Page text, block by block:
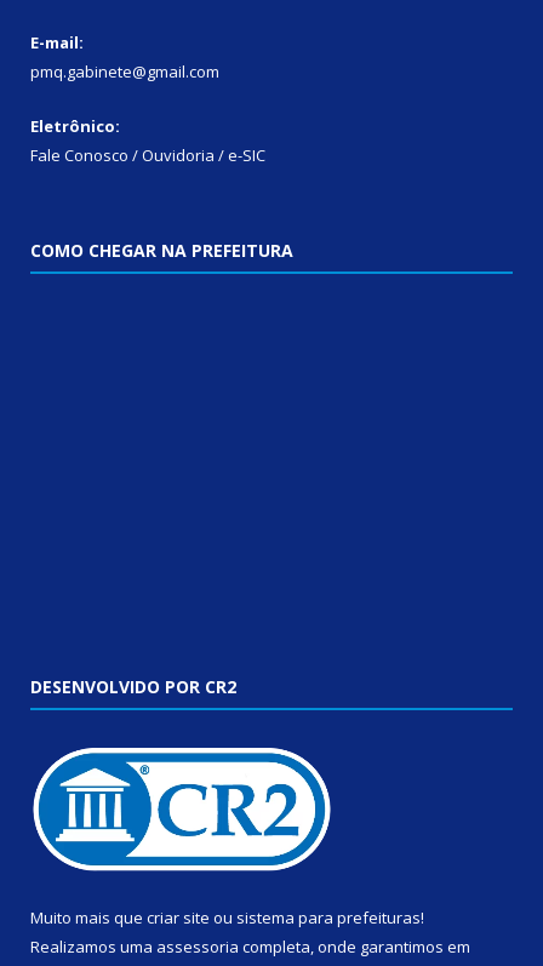
E-mail:
pmq.gabinete@gmail.com
Eletrônico:
Fale Conosco / Ouvidoria / e-SIC
COMO CHEGAR NA PREFEITURA
DESENVOLVIDO POR CR2
Muito mais que criar site ou sistema para prefeituras!
Realizamos uma assessoria completa, onde garantimos em